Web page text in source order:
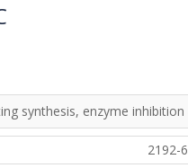
synthesis, enzyme
2192-